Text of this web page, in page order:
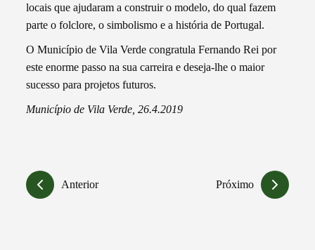
locais que ajudaram a construir o modelo, do qual fazem
parte o folclore, o simbolismo e a história de Portugal.
O Município de Vila Verde congratula Fernando Rei por
este enorme passo na sua carreira e deseja-lhe o maior
sucesso para projetos futuros.
Município de Vila Verde, 26.4.2019
Anterior Próximo